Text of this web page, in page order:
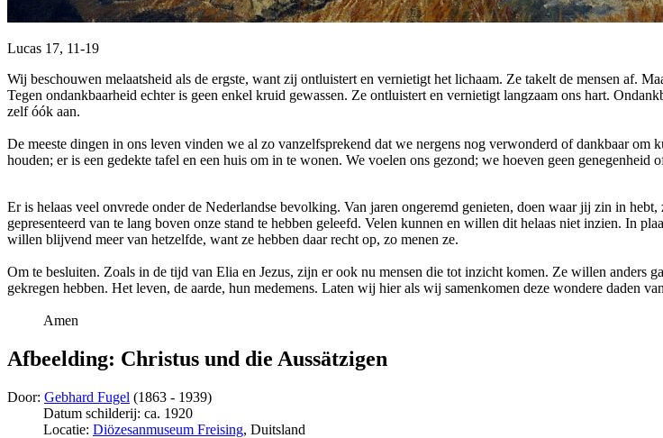
Lucas 17, 11-19
Wij beschouwen melaatsheid als de ergste, want zij ontluistert en vernietigt het lichaam. Ze takelt de mensen af.
Tegen ondankbaarheid echter is geen enkel kruid gewassen. Ze ontluistert en vernietigt langzaam ons hart.
zelf óók aan.
De meeste dingen in ons leven vinden we al zo vanzelfsprekend dat we nergens nog verwonderd of dankbaar
houden; er is een gedekte tafel en een huis om in te wonen. We voelen ons gezond; we hoeven geen
Er is helaas veel onvrede onder de Nederlandse bevolking. Van jaren ongeremd genieten, doen waar jij zin in
gepresenteerd van te lang boven onze stand te hebben geleefd. Velen kunnen en willen dit helaas niet inzien. In
willen blijvend meer van hetzelfde, want ze hebben daar recht op, zo menen ze.
Om te besluiten. Zoals in de tijd van Elia en Jezus, zijn er ook nu mensen die tot inzicht komen. Ze willen anders
gekregen hebben. Het leven, de aarde, hun medemens. Laten wij hier als wij samenkomen deze wondere daden
Amen
Afbeelding: Christus und die Aussätzigen
Door: Gebhard Fugel (1863 - 1939)
Datum schilderij: ca. 1920
Locatie: Diözesanmuseum Freising, Duitsland